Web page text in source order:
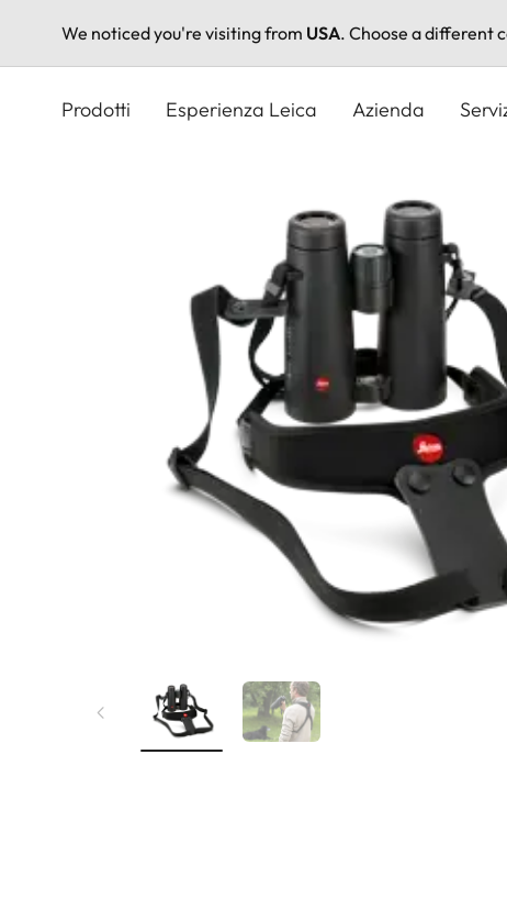
We noticed you're visiting from USA. Choose a different
Prodotti Esperienza Leica Azienda